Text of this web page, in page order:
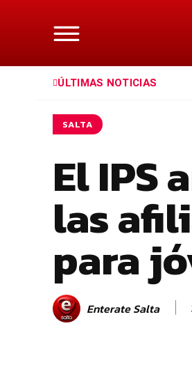
ÚLTIMAS NOTICIAS
SALTA
El IPS
las
para
Enterate Salta